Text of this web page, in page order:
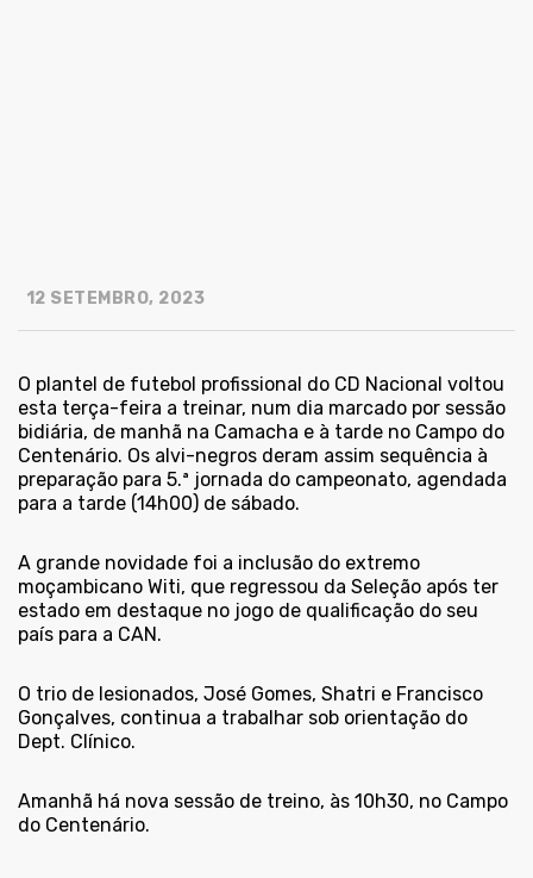
12 SETEMBRO, 2023
O plantel de futebol profissional do CD Nacional voltou
esta terça-feira a treinar, num dia marcado por sessão
bidiária, de manhã na Camacha e à tarde no Campo do
Centenário. Os alvi-negros deram assim sequência à
preparação para 5.ª jornada do campeonato, agendada
para a tarde (14h00) de sábado.
A grande novidade foi a inclusão do extremo
moçambicano Witi, que regressou da Seleção após ter
estado em destaque no jogo de qualificação do seu
país para a CAN.
O trio de lesionados, José Gomes, Shatri e Francisco
Gonçalves, continua a trabalhar sob orientação do
Dept. Clínico.
Amanhã há nova sessão de treino, às 10h30, no Campo
do Centenário.